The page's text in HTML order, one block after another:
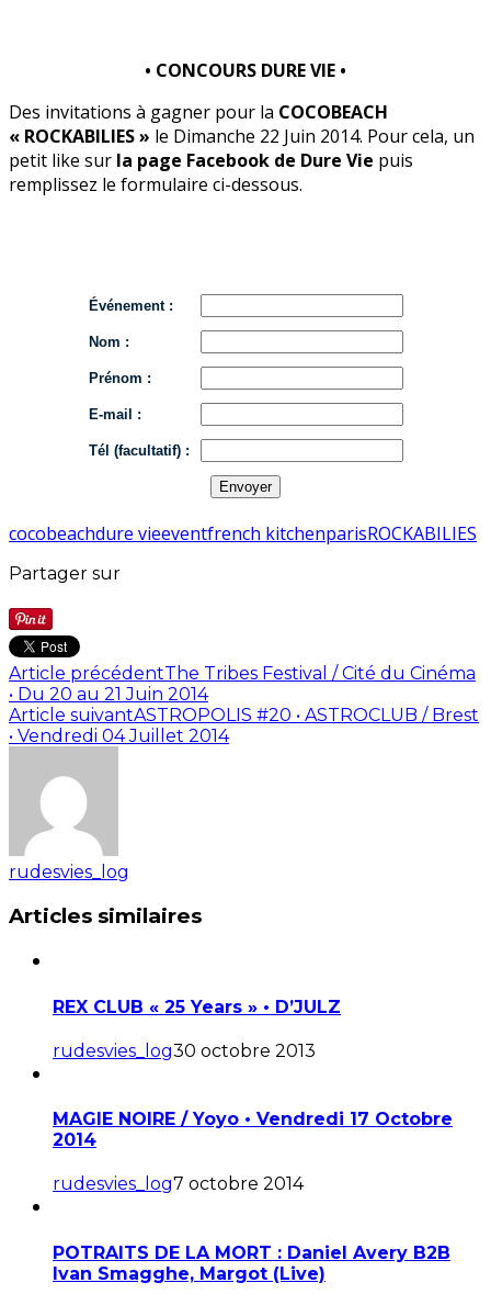
• CONCOURS DURE VIE •
Des invitations à gagner pour la COCOBEACH
« ROCKABILIES » le Dimanche 22 Juin 2014. Pour cela, un
petit like sur la page Facebook de Dure Vie puis
remplissez le formulaire ci-dessous.
Événement :
Nom :
Prénom :
E-mail :
Tél (facultatif) :
cocobeachdure vieeventfrench kitchenparisROCKABILIES
Partager sur
Article précédentThe Tribes Festival / Cité du Cinéma
• Du 20 au 21 Juin 2014
Article suivantASTROPOLIS #20 • ASTROCLUB / Brest
• Vendredi 04 Juillet 2014
rudesvies_log
Articles similaires
REX CLUB « 25 Years » • D’JULZ
rudesvies_log30 octobre 2013
MAGIE NOIRE / Yoyo • Vendredi 17 Octobre
2014
rudesvies_log7 octobre 2014
POTRAITS DE LA MORT : Daniel Avery B2B
Ivan Smagghe, Margot (Live)